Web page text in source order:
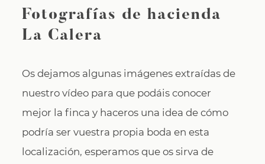
Fotografías de hacienda
La Calera
Os dejamos algunas imágenes extraídas de
nuestro vídeo para que podáis conocer
mejor la finca y haceros una idea de cómo
podría ser vuestra propia boda en esta
localización, esperamos que os sirva de